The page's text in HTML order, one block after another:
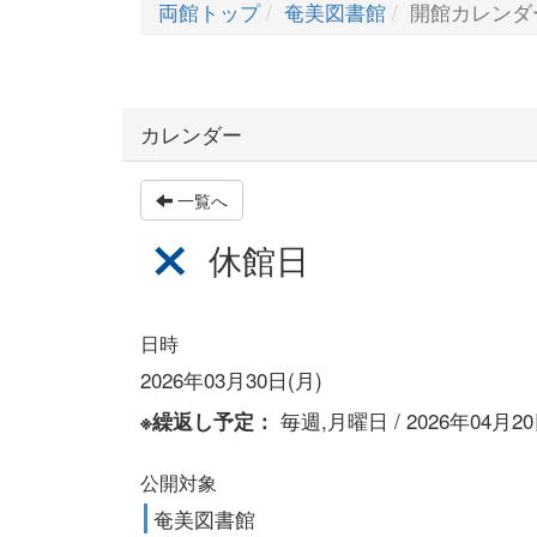
両館トップ 奄美図書館 開館カレンダ
カレンダー
一覧へ
休館日
日時
2026年03月30日(月)
※繰返し予定： 毎週,月曜日 / 2026年04月
公開対象
奄美図書館